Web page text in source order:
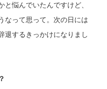
悩んでいたんですけど、
なって思って。次の日には
退するきっかけになりまし